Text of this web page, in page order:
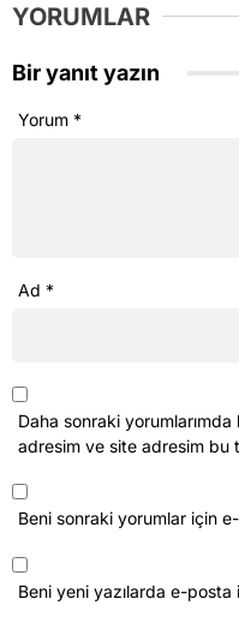
YORUMLAR
Bir yanıt yazın
Yorum *
Ad *
Daha sonraki yorumlarımda
adresim ve site adresim bu
Beni sonraki yorumlar için
Beni yeni yazılarda e-posta